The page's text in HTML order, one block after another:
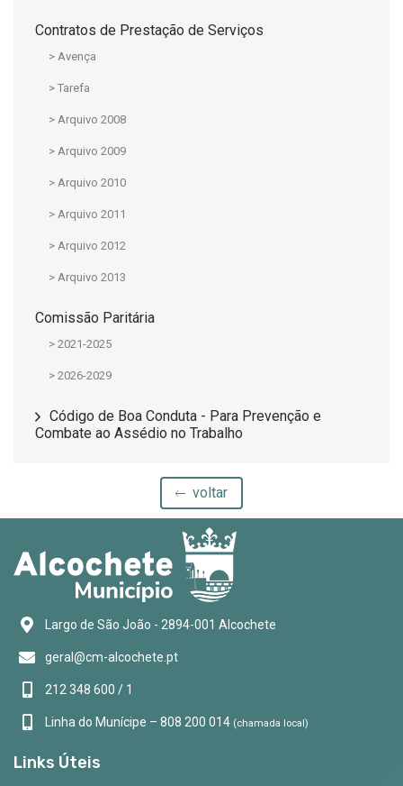
Contratos de Prestação de Serviços
> Avença
> Tarefa
> Arquivo 2008
> Arquivo 2009
> Arquivo 2010
> Arquivo 2011
> Arquivo 2012
> Arquivo 2013
Comissão Paritária
> 2021-2025
> 2026-2029
Código de Boa Conduta - Para Prevenção e
Combate ao Assédio no Trabalho
voltar
Largo de São João - 2894-001 Alcochete
geral@cm-alcochete.pt
212 348 600 / 1
Linha do Munícipe – 808 200 014 (chamada local)
Links Úteis